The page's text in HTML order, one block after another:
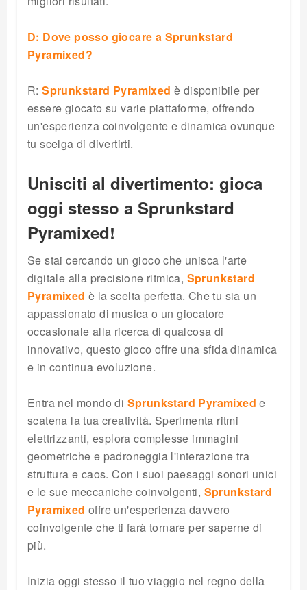
D: Dove posso giocare a Sprunkstard
Pyramixed?
R:Sprunkstard Pyramixed è disponibile per
essere giocato su varie piattaforme, offrendo
un'esperienza coinvolgente e dinamica ovunque
tu scelga di divertirti.
Unisciti al divertimento: gioca
oggi stesso a Sprunkstard
Pyramixed!
Se stai cercando un gioco che unisca l'arte
digitale alla precisione ritmica, Sprunkstard
Pyramixed è la scelta perfetta. Che tu sia un
appassionato di musica o un giocatore
occasionale alla ricerca di qualcosa di
innovativo, questo gioco offre una sfida dinamica
e in continua evoluzione.
Entra nel mondo di Sprunkstard Pyramixed e
scatena la tua creatività. Sperimenta ritmi
elettrizzanti, esplora complesse immagini
geometriche e padroneggia l'interazione tra
struttura e caos. Con i suoi paesaggi sonori unici
e le sue meccaniche coinvolgenti, Sprunkstard
Pyramixed offre un'esperienza davvero
coinvolgente che ti farà tornare per saperne di
più.
Inizia oggi stesso il tuo viaggio nel regno della